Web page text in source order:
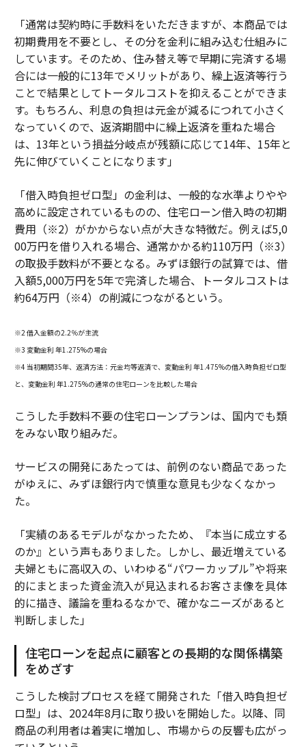
「通常は契約時に手数料をいただきますが、本商品では
初期費用を不要とし、その分を金利に組み込む仕組みに
しています。そのため、住み替え等で早期に完済する場
合には一般的に13年でメリットがあり、繰上返済等行う
ことで結果としてトータルコストを抑えることができま
す。もちろん、利息の負担は元金が減るにつれて小さく
なっていくので、返済期間中に繰上返済を重ねた場合
は、13年という損益分岐点が残額に応じて14年、15年と
先に伸びていくことになります」
「借入時負担ゼロ型」の金利は、一般的な水準よりやや
高めに設定されているものの、住宅ローン借入時の初期
費用（※2）がかからない点が大きな特徴だ。例えば5,0
00万円を借り入れる場合、通常かかる約110万円（※3）
の取扱手数料が不要となる。みずほ銀行の試算では、借
入額5,000万円を5年で完済した場合、トータルコストは
約64万円（※4）の削減につながるという。
※2 借入金額の2.2％が主流
※3 変動金利 年1.275%の場合
※4 当初期間35年、返済方法：元金均等返済で、変動金利 年1.475%の借入時負担ゼロ型
と、変動金利 年1.275%の通常の住宅ローンを比較した場合
こうした手数料不要の住宅ローンプランは、国内でも類
をみない取り組みだ。
サービスの開発にあたっては、前例のない商品であった
がゆえに、みずほ銀行内で慎重な意見も少なくなかっ
た。
「実績のあるモデルがなかったため、『本当に成立する
のか』という声もありました。しかし、最近増えている
夫婦ともに高収入の、いわゆる“パワーカップル”や将来
的にまとまった資金流入が見込まれるお客さま像を具体
的に描き、議論を重ねるなかで、確かなニーズがあると
判断しました」
住宅ローンを起点に顧客との長期的な関係構築
をめざす
こうした検討プロセスを経て開発された「借入時負担ゼ
ロ型」は、2024年8月に取り扱いを開始した。以降、同
商品の利用者は着実に増加し、市場からの反響も広がっ